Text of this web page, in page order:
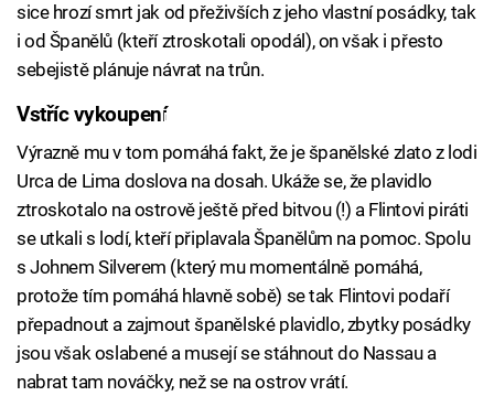
sice hrozí smrt jak od přeživších z jeho vlastní posádky, tak
i od Španělů (kteří ztroskotali opodál), on však i přesto
sebejistě plánuje návrat na trůn.
Failed to fetch
Vstříc vykoupení
Výrazně mu v tom pomáhá fakt, že je španělské zlato z lodi
Urca de Lima doslova na dosah. Ukáže se, že plavidlo
ztroskotalo na ostrově ještě před bitvou (!) a Flintovi piráti
se utkali s lodí, kteří připlavala Španělům na pomoc. Spolu
s Johnem Silverem (který mu momentálně pomáhá,
protože tím pomáhá hlavně sobě) se tak Flintovi podaří
přepadnout a zajmout španělské plavidlo, zbytky posádky
jsou však oslabené a musejí se stáhnout do Nassau a
nabrat tam nováčky, než se na ostrov vrátí.